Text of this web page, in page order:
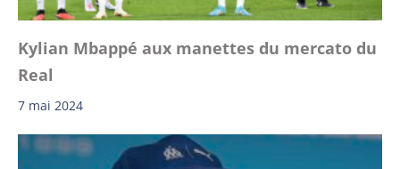
Kylian Mbappé aux manettes du mercato du
Real
7 mai 2024